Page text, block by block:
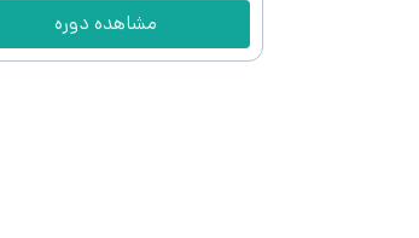
مشاهده دوره